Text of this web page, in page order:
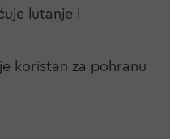
lutanje i
koristan za pohranu